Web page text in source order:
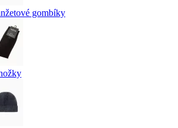
gombíky